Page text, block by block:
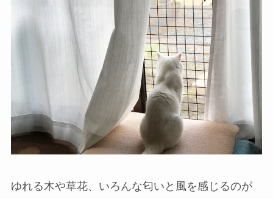
ゆれる木や草花、いろんな匂いと風を感じるのが